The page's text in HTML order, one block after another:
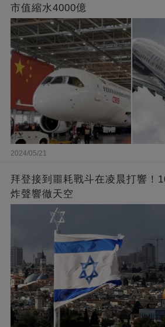
市值縮水4000億
2024/05/21
拜登接到噩耗戰斗在凌晨打響！
炸聲響徹天空